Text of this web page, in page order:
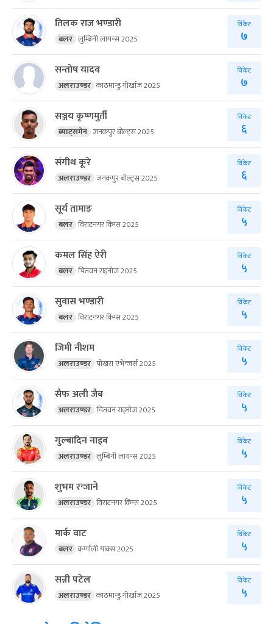
तिलक राज भण्डारी
बलर लुम्बिनी लायन्स 2025
विकेट
७
सन्तोष यादव
अलराउण्डर काठमान्डु गोर्खाज 2025
विकेट
७
सञ्जय कृष्णमुर्ती
ब्याट्समेन जनकपुर बोल्ट्स 2025
विकेट
६
संगीथ कूरे
अलराउण्डर जनकपुर बोल्ट्स 2025
विकेट
६
सूर्य तामाङ
बलर विराटनगर किंग्स 2025
विकेट
५
कमल सिंह ऐरी
बलर चितवन राइनोज 2025
विकेट
५
सुवास भण्डारी
बलर विराटनगर किंग्स 2025
विकेट
५
जिमी नीशम
अलराउण्डर पोखरा एभेन्जर्स 2025
विकेट
५
सैफ अली जैब
अलराउण्डर चितवन राइनोज 2025
विकेट
५
गुल्बादिन नाइब
अलराउण्डर लुम्बिनी लायन्स 2025
विकेट
५
शुभम रन्जाने
अलराउण्डर विराटनगर किंग्स 2025
विकेट
५
मार्क वाट
बलर कर्णाली याक्स 2025
विकेट
५
सन्नी पटेल
अलराउण्डर काठमान्डु गोर्खाज 2025
विकेट
५